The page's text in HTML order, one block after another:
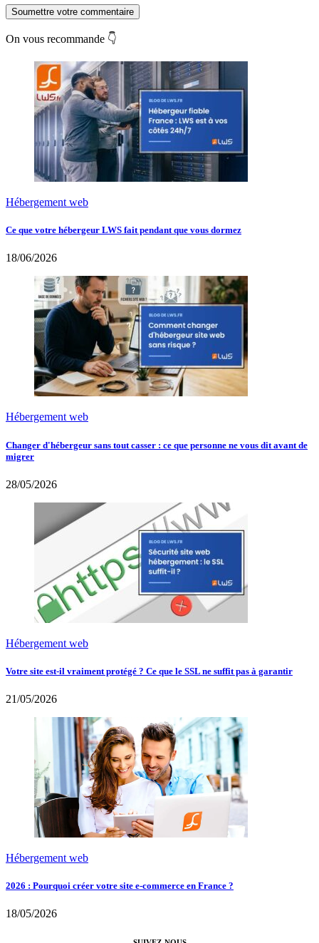
Soumettre votre commentaire
On vous recommande 👇
Hébergement web
Ce que votre hébergeur LWS fait pendant que vous dormez
18/06/2026
Hébergement web
Changer d'hébergeur sans tout casser : ce que personne ne vous dit avant de
migrer
28/05/2026
Hébergement web
Votre site est-il vraiment protégé ? Ce que le SSL ne suffit pas à garantir
21/05/2026
Hébergement web
2026 : Pourquoi créer votre site e-commerce en France ?
18/05/2026